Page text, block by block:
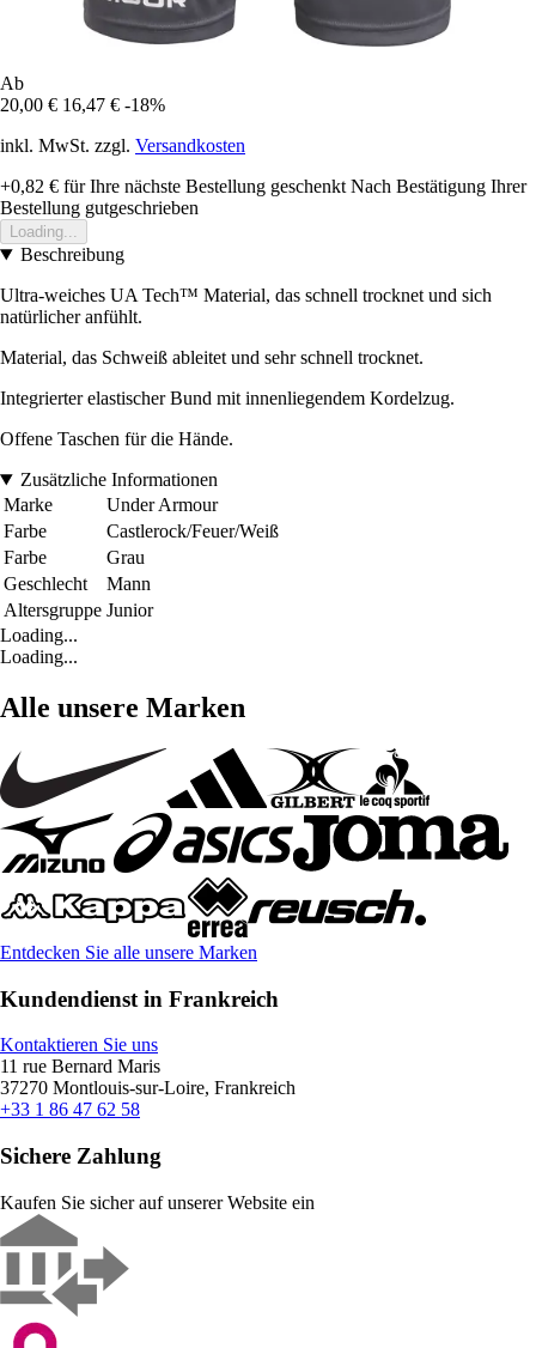
Ab
20,00 € 16,47 € -18%
inkl. MwSt. zzgl. Versandkosten
+0,82 € für Ihre nächste Bestellung geschenkt Nach Bestätigung Ihrer
Bestellung gutgeschrieben
Loading...
Beschreibung
Ultra-weiches UA Tech™ Material, das schnell trocknet und sich
natürlicher anfühlt.
Material, das Schweiß ableitet und sehr schnell trocknet.
Integrierter elastischer Bund mit innenliegendem Kordelzug.
Offene Taschen für die Hände.
Zusätzliche Informationen
Marke
Under Armour
Farbe
Castlerock/Feuer/Weiß
Farbe
Grau
Geschlecht
Mann
Altersgruppe Junior
Loading...
Loading...
Alle unsere Marken
Entdecken Sie alle unsere Marken
Kundendienst in Frankreich
Kontaktieren Sie uns
11 rue Bernard Maris
37270 Montlouis-sur-Loire, Frankreich
+33 1 86 47 62 58
Sichere Zahlung
Kaufen Sie sicher auf unserer Website ein